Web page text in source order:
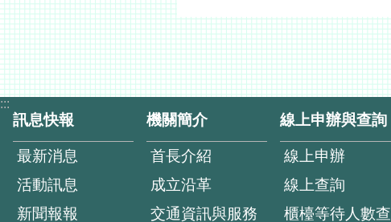
:::
訊息快報
最新消息
活動訊息
新聞報報
機關簡介
首長介紹
成立沿革
交通資訊與服務
線上申辦與查詢
線上申辦
線上查詢
櫃檯等待人數查